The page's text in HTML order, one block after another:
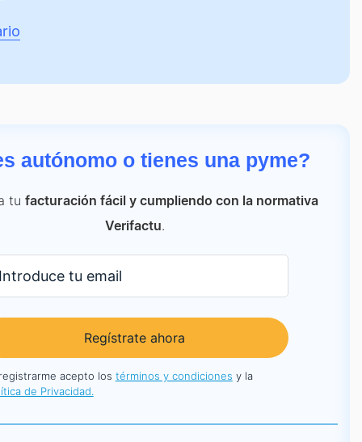
autónomo o tienes una pyme?
tu facturación fácil y cumpliendo con la normativa
Verifactu.
Regístrate ahora
acepto los términos y condiciones y la
de Privacidad.